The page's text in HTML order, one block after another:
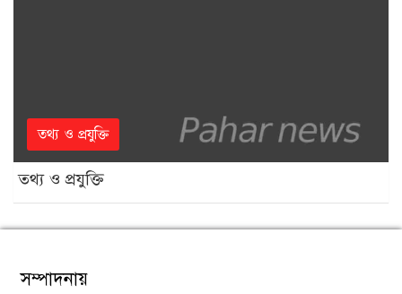
তথ্য ও প্রযুক্তি
তথ্য ও প্রযুক্তি
সম্পাদনায়